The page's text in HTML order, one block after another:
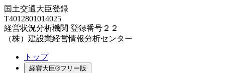
国土交通大臣登録
T4012801014025
経営状況分析機関 登録番号２２
（株）建設業経営情報分析センター
トップ
経審大臣®フリー版